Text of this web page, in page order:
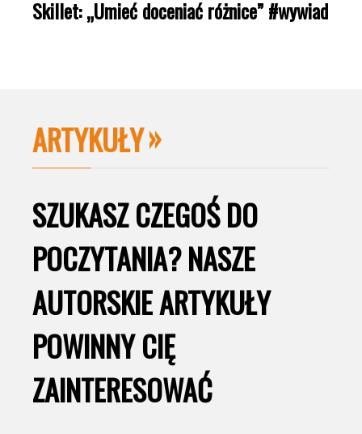
Skillet: „Umieć doceniać różnice” #wywiad
ARTYKUŁY
SZUKASZ CZEGOŚ DO
POCZYTANIA? NASZE
AUTORSKIE ARTYKUŁY
POWINNY CIĘ
ZAINTERESOWAĆ